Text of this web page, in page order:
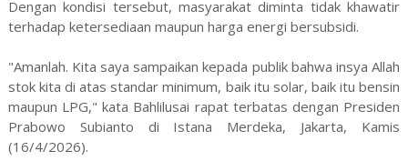
Dengan kondisi tersebut, masyarakat diminta tidak khawatir
terhadap ketersediaan maupun harga energi bersubsidi.
"Amanlah. Kita saya sampaikan kepada publik bahwa insya Allah
stok kita di atas standar minimum, baik itu solar, baik itu bensin
maupun LPG," kata Bahlilusai rapat terbatas dengan Presiden
Prabowo Subianto di Istana Merdeka, Jakarta, Kamis
(16/4/2026).